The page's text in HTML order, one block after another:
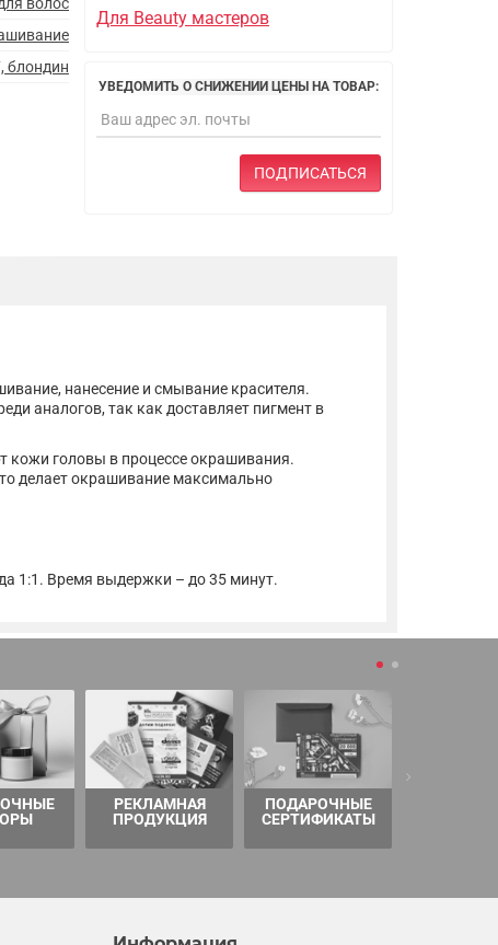
блондин
Для Beauty мастеров
УВЕДОМИТЬ О СНИЖЕНИИ ЦЕНЫ НА ТОВАР:
ПОДПИСАТЬСЯ
нанесение и смывание красителя.
аналогов, так как доставляет пигмент в
кожи головы в процессе окрашивания.
делает окрашивание максимально
1:1. Время выдержки – до 35 минут.
РЕКЛАМНАЯ
ПРОДУКЦИЯ
ПОДАРОЧНЫЕ
СЕРТИФИКАТЫ